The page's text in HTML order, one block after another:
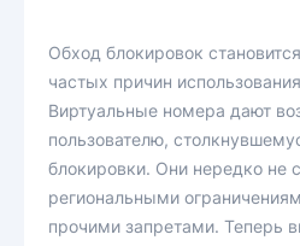
Обход блокировок
частых причин
Виртуальные номера дают
пользователю,
блокировки. Они нередко не
региональными
прочими запретами. Теперь